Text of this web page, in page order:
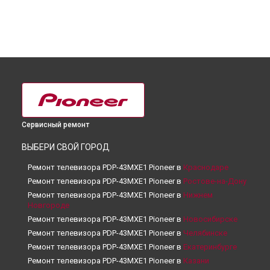
Сервисный ремонт
ВЫБЕРИ СВОЙ ГОРОД
Ремонт телевизора PDP-43MXE1 Pioneer в Краснодаре
Ремонт телевизора PDP-43MXE1 Pioneer в Ростове-на-Дону
Ремонт телевизора PDP-43MXE1 Pioneer в Нижнем
Новгороде
Ремонт телевизора PDP-43MXE1 Pioneer в Новосибирске
Ремонт телевизора PDP-43MXE1 Pioneer в Челябинске
Ремонт телевизора PDP-43MXE1 Pioneer в Екатеринбурге
Ремонт телевизора PDP-43MXE1 Pioneer в Казани